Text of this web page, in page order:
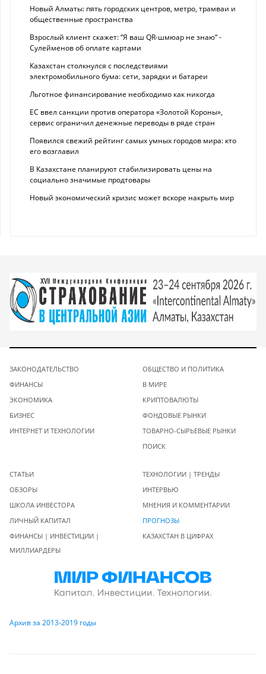
Новый Алматы: пять городских центров, метро, трамваи и
общественные пространства
Взрослый клиент скажет: “Я ваш QR-шмюар не знаю“ -
Сулейменов об оплате картами
Казахстан столкнулся с последствиями
электромобильного бума: сети, зарядки и батареи
Льготное финансирование необходимо как никогда
ЕС ввел санкции против оператора «Золотой Короны»,
сервис ограничил денежные переводы в ряде стран
Появился свежий рейтинг самых умных городов мира: кто
его возглавил
В Казахстане планируют стабилизировать цены на
социально значимые продтовары
Новый экономический кризис может вскоре накрыть мир
ЗАКОНОДАТЕЛЬСТВО
ФИНАНСЫ
ЭКОНОМИКА
БИЗНЕС
ИНТЕРНЕТ И ТЕХНОЛОГИИ
ОБЩЕСТВО И ПОЛИТИКА
В МИРЕ
КРИПТОВАЛЮТЫ
ФОНДОВЫЕ РЫНКИ
ТОВАРНО-СЫРЬЕВЫЕ РЫНКИ
ПОИСК
СТАТЬИ
ОБЗОРЫ
ШКОЛА ИНВЕСТОРА
ЛИЧНЫЙ КАПИТАЛ
ФИНАНСЫ | ИНВЕСТИЦИИ |
МИЛЛИАРДЕРЫ
ТЕХНОЛОГИИ | ТРЕНДЫ
ИНТЕРВЬЮ
МНЕНИЯ И КОММЕНТАРИИ
ПРОГНОЗЫ
КАЗАХСТАН В ЦИФРАХ
Архив за 2013-2019 годы